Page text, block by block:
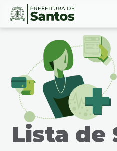
Ir
Conteúdo
Lista de